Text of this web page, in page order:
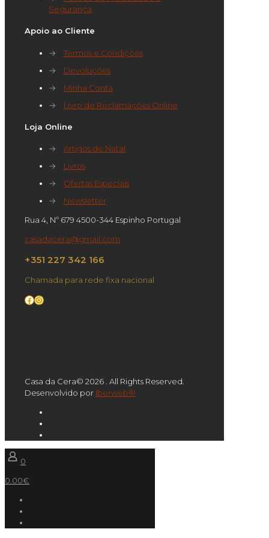
Segurança
Apoio ao Cliente
→
Termos e Condições
→
Devoluções
→
Minha Conta
→
Livro de Reclamações Online
Loja Online
→
Artigos de Natal
→
Livros
→
Ofertas Especiais
→
Newsletter
Rua 4, Nº 679 4500-344 Espinho Portugal
casadacera@gmail.com
+351 227 342 166
Chamada para rede fixa nacional
Facebook
Instagram
Casa da Cera© 2026 . All Rights Reserved.
Desenvolvido por Iberweb®
0
0.00€